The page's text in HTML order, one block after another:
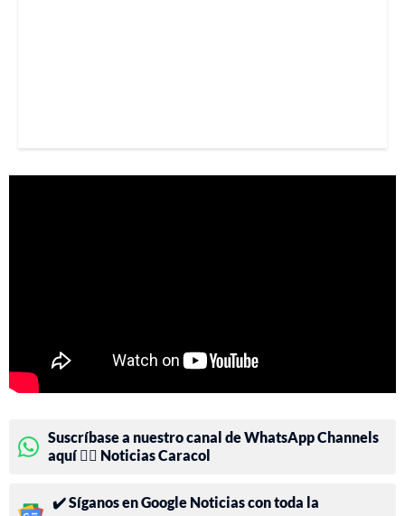
Suscríbase a nuestro canal de WhatsApp Channels
aquí 👉🏻 Noticias Caracol
✔️ Síganos en Google Noticias con toda la